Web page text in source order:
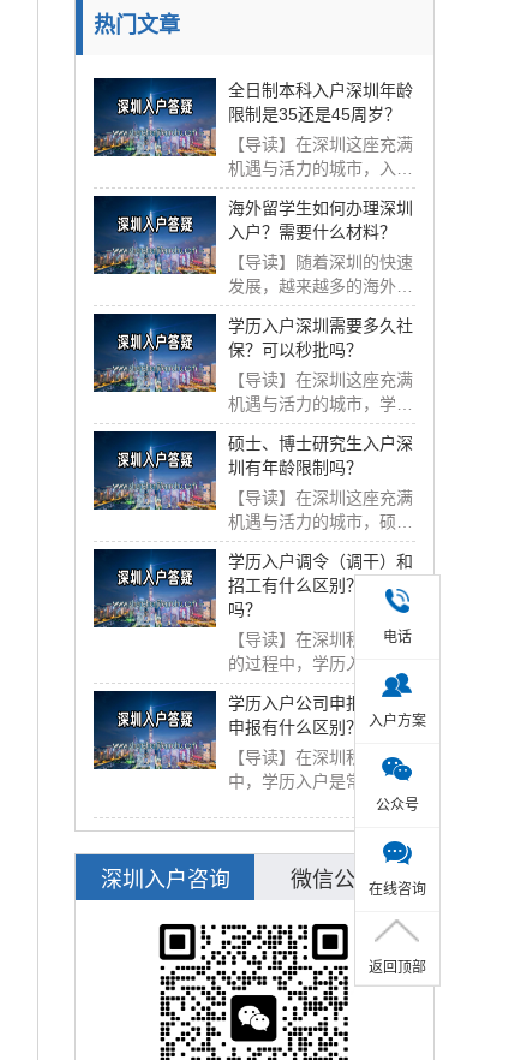
热门文章
全日制本科入户深圳年龄
限制是35还是45周岁？
【导读】在深圳这座充满
机遇与活力的城市，入户
政策一直备受关注...
海外留学生如何办理深圳
入户？需要什么材料？
【导读】随着深圳的快速
发展，越来越多的海外留
学生选择来深圳发...
学历入户深圳需要多久社
保？可以秒批吗？
【导读】在深圳这座充满
机遇与活力的城市，学历
入户是许多人落户...
硕士、博士研究生入户深
圳有年龄限制吗？
【导读】在深圳这座充满
机遇与活力的城市，硕
士、博士研究生入户...
学历入户调令（调干）和
招工有什么区别？影响大
吗？
【导读】在深圳积分入户
的过程中，学历入户调令
分为调干和招工两...
学历入户公司申报与个人
申报有什么区别？
【导读】在深圳积分入户
中，学历入户是常见的方
式之一，而学历入...
深圳入户咨询 微信公众号
电话
入户方案
公众号
在线咨询
返回顶部